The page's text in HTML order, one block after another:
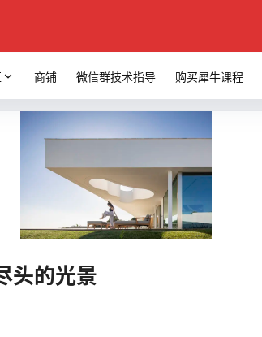
商铺 微信群技术指导 购买犀牛课程
头的光景